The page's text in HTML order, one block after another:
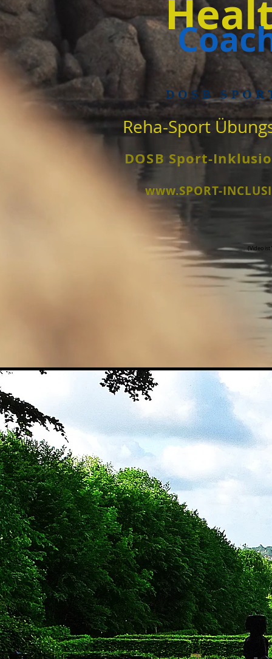
DOSB
Reha-Sport
DOSB Sport-
www.SPORT-
(Video ist